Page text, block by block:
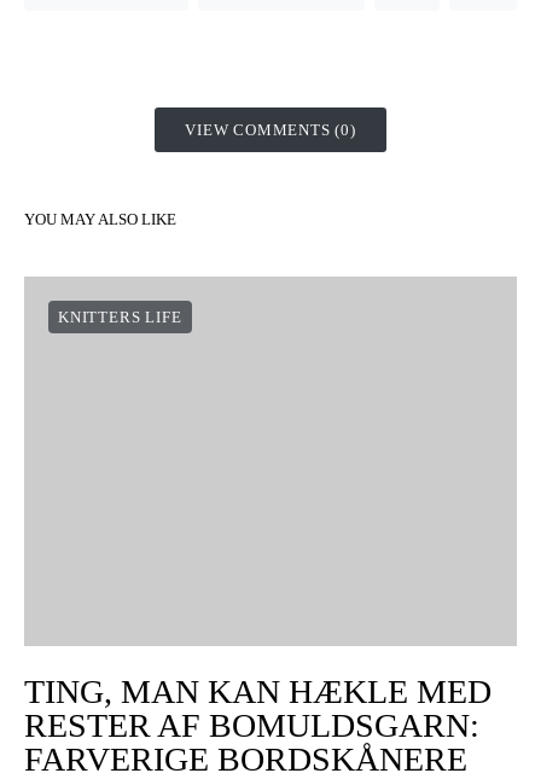
VIEW COMMENTS (0)
YOU MAY ALSO LIKE
KNITTERS LIFE
TING, MAN KAN HÆKLE MED
RESTER AF BOMULDSGARN:
FARVERIGE BORDSKÅNERE